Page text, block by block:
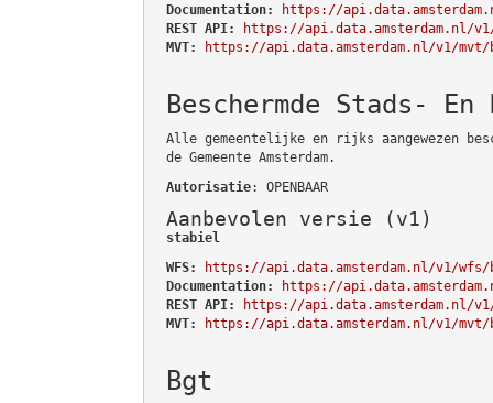
Documentation:
https://
REST API:
https://api.data.amsterdam.nl/v1/
MVT:
https://api.data.amsterdam.nl/v1/mvt/
Beschermde Stads-
Alle gemeentelijke en rijks aangewezen
de Gemeente Amsterdam.
Autorisatie: OPENBAAR
Aanbevolen versie (v1)
stabiel
WFS:
https://api.data.amsterdam.nl/v1/wfs/
Documentation:
https://
REST API:
https://api.data.amsterdam.nl/v1/
MVT:
https://api.data.amsterdam.nl/v1/mvt/
Bgt